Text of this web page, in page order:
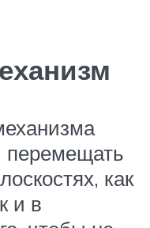
перемещать
как
и в